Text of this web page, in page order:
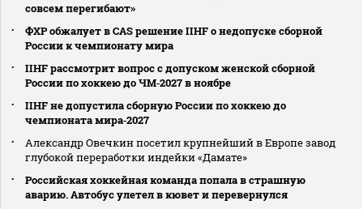
совсем перегибают»
ФХР обжалует в CAS решение IIHF о недопуске сборной
России к чемпионату мира
IIHF рассмотрит вопрос с допуском женской сборной
России по хоккею до ЧМ‑2027 в ноябре
IIHF не допустила сборную России по хоккею до
чемпионата мира‑2027
Александр Овечкин посетил крупнейший в Европе завод
глубокой переработки индейки «Дамате»
Российская хоккейная команда попала в страшную
аварию. Автобус улетел в кювет и перевернулся